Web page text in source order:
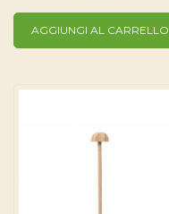
AGGIUNGI AL CARRELLO